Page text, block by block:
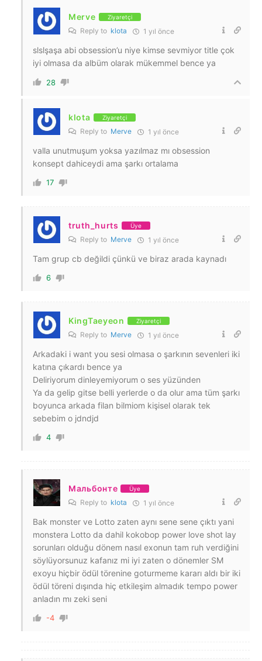
Merve Ziyaretçi
Reply to klota 1 yıl önce
slslşaşa abi obsession’u niye kimse sevmiyor title çok
iyi olmasa da albüm olarak mükemmel bence ya
28
klota Ziyaretçi
Reply to Merve 1 yıl önce
valla unutmuşum yoksa yazılmaz mı obsession
konsept dahiceydi ama şarkı ortalama
17
truth_hurts Üye
Reply to Merve 1 yıl önce
Tam grup cb değildi çünkü ve biraz arada kaynadı
6
KingTaeyeon Ziyaretçi
Reply to Merve 1 yıl önce
Arkadaki i want you sesi olmasa o şarkının sevenleri iki
katına çıkardı bence ya
Deliriyorum dinleyemiyorum o ses yüzünden
Ya da gelip gitse belli yerlerde o da olur ama tüm şarkı
boyunca arkada filan bilmiom kişisel olarak tek
sebebim o jdndjd
4
Мальбонте Üye
Reply to klota 1 yıl önce
Bak monster ve Lotto zaten aynı sene sene çıktı yani
monstera Lotto da dahil kokobop power love shot lay
sorunları olduğu dönem nasıl exonun tam ruh verdiğini
söylüyorsunuz kafanız mi iyi zaten o dönemler SM
exoyu hiçbir ödül törenine goturmeme kararı aldı bir iki
ödül töreni dışında hiç etkileşim almadık tempo power
anladın mı zeki seni
-4